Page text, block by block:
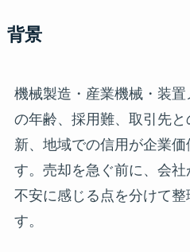
背景
機械製造・産業機械・装
の年齢、採用難、取引先
新、地域での信用が企業
す。売却を急ぐ前に、会
不安に感じる点を分けて
す。